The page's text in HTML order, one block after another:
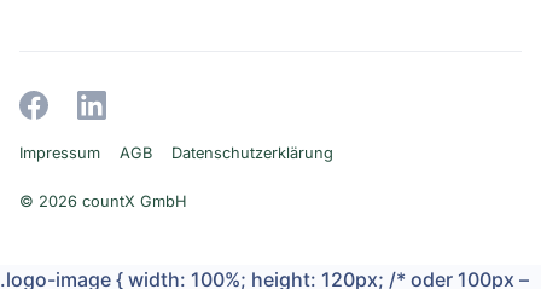
© 2026 countX GmbH
Impressum AGB Datenschutzerklärung
.logo-image { width: 100%; height: 120px; /* oder 100px –